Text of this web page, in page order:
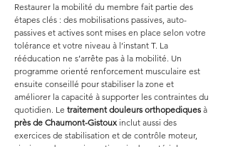
Restaurer la mobilité du membre fait partie des
étapes clés : des mobilisations passives, auto-
passives et actives sont mises en place selon votre
tolérance et votre niveau à l’instant T. La
rééducation ne s’arrête pas à la mobilité. Un
programme orienté renforcement musculaire est
ensuite conseillé pour stabiliser la zone et
améliorer la capacité à supporter les contraintes du
quotidien. Le traitement douleurs orthopediques à
près de Chaumont-Gistoux inclut aussi des
exercices de stabilisation et de contrôle moteur,